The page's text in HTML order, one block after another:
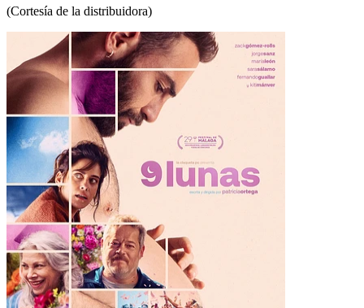
(Cortesía de la distribuidora)